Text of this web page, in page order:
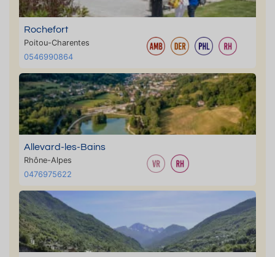
Rochefort
Poitou-Charentes
0546990864
Allevard-les-Bains
Rhône-Alpes
0476975622